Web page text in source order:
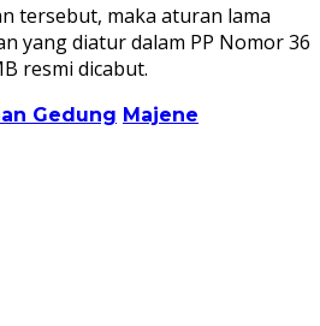
tersebut, maka aturan lama
yang diatur dalam PP Nomor 36
resmi dicabut.
Gedung Majene